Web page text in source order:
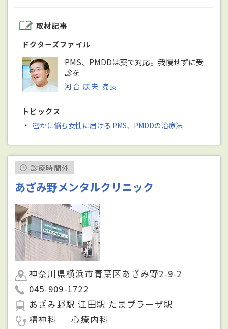
取材記事
ドクターズファイル
PMS、PMDDは薬で対応。我慢せずに受
診を
河合 康夫 院長
トピックス
・ 密かに悩む女性に届ける PMS、PMDDの治療法
診療時間外
あざみ野メンタルクリニック
神奈川県横浜市青葉区あざみ野2-9-2
045-909-1722
あざみ野駅 江田駅 たまプラーザ駅
精神科
心療内科